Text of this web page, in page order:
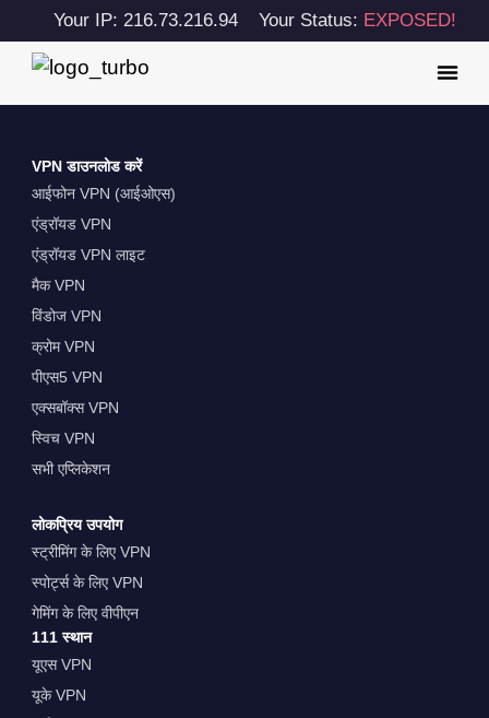
Your IP: 216.73.216.94 Your Status: EXPOSED!
VPN डाउनलोड करें
आईफोन VPN (आईओएस)
एंड्रॉयड VPN
एंड्रॉयड VPN लाइट
मैक VPN
विंडोज VPN
क्रोम VPN
पीएस5 VPN
एक्सबॉक्स VPN
स्विच VPN
सभी एप्लिकेशन
लोकप्रिय उपयोग
स्ट्रीमिंग के लिए VPN
स्पोर्ट्स के लिए VPN
गेमिंग के लिए वीपीएन
111 स्थान
यूएस VPN
यूके VPN